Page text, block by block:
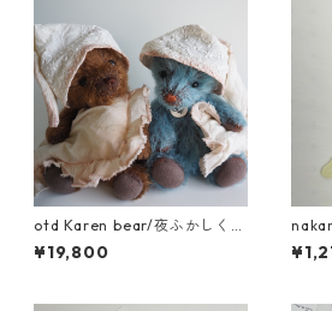
otd Karen bear/夜ふかしくま
さん
¥19,800